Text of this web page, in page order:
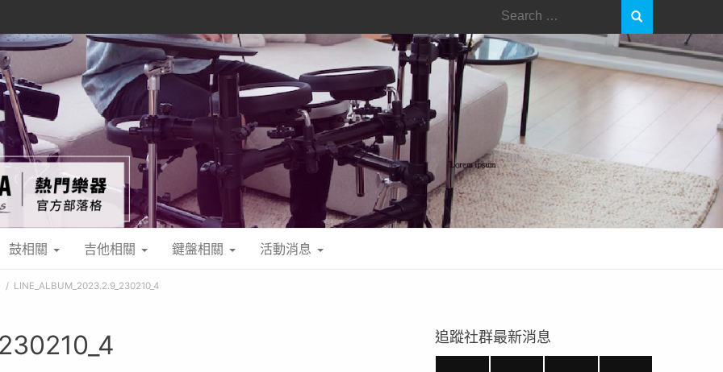
Search
鼓相關 吉他相關 鍵盤相關 活動消息
LINE_ALBUM_2023.2.9_230210_4
追蹤社群最新消息